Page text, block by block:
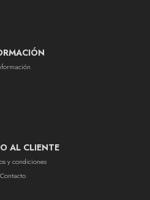
AL CLIENTE
y condiciones
Contacto